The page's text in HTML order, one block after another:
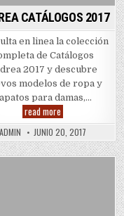
CATÁLOGOS 2017
en linea la colección
de Catálogos
2017 y descubre
modelos de ropa y
para damas,…
read more
CATÁLOGOS
2017
ADMIN JUNIO 20, 2017